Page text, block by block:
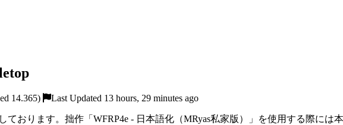
14.365) Last Updated 13 hours, 29 minutes ago
おります。拙作「WFRP4e - 日本語化（MRyas私家版）」を使用する際には